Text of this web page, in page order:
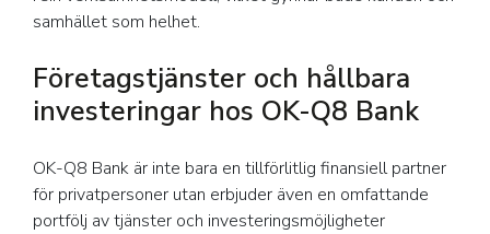
samhället som helhet.
Företagstjänster och hållbara
investeringar hos OK-Q8 Bank
OK-Q8 Bank är inte bara en tillförlitlig finansiell partner
för privatpersoner utan erbjuder även en omfattande
portfölj av tjänster och investeringsmöjligheter